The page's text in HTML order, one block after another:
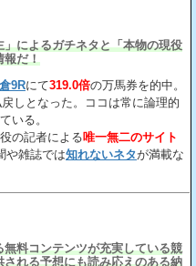
」によるガチネタと「本物の現役
報だ！
9Rにて319.0倍の万馬券を的中。
しとなった。ココは常に論理的
いる。
の記者による唯一無二のサイト
や雑誌では知れないネタが満載な
無料コンテンツが充実している競
される予想にも読み応えのある納